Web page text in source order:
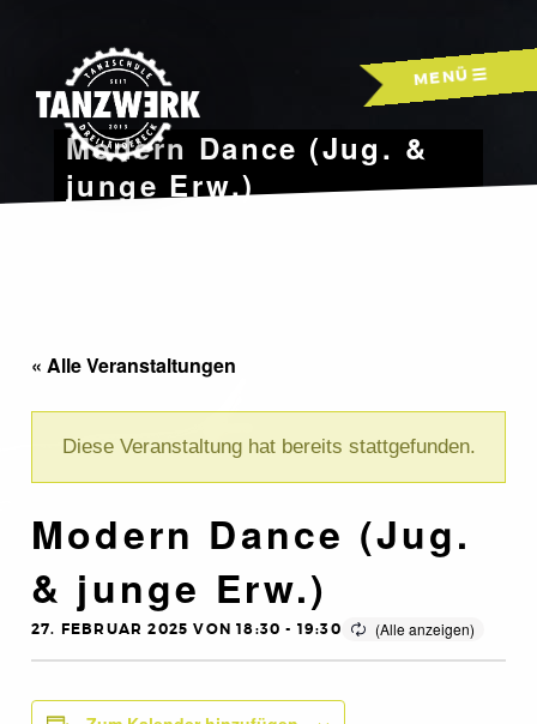
MENÜ
Modern Dance (Jug. &
junge Erw.)
« Alle Veranstaltungen
Diese Veranstaltung hat bereits stattgefunden.
Modern Dance (Jug.
& junge Erw.)
27. FEBRUAR 2025 VON 18:30 - 19:30